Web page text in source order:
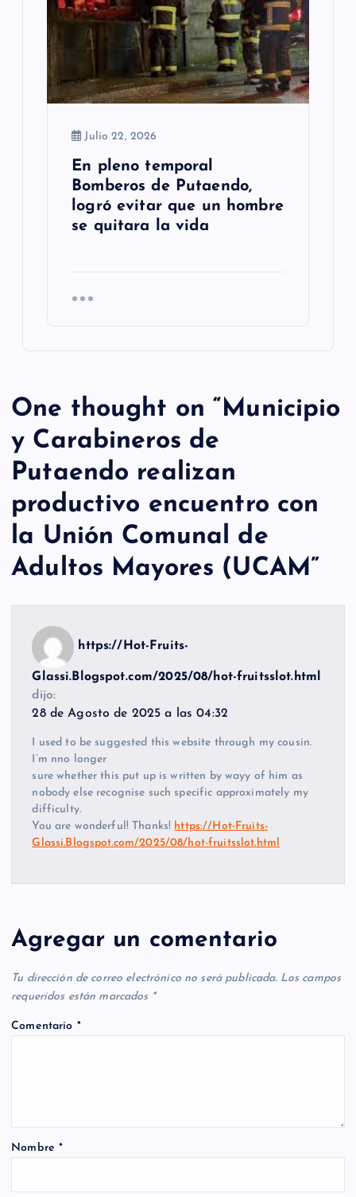
Julio 22, 2026
En pleno temporal
Bomberos de Putaendo,
logró evitar que un hombre
se quitara la vida
One thought on “Municipio
y Carabineros de
Putaendo realizan
productivo encuentro con
la Unión Comunal de
Adultos Mayores (UCAM”
https://Hot-Fruits-
Glassi.Blogspot.com/2025/08/hot-fruitsslot.html
dijo:
28 de Agosto de 2025 a las 04:32
I used to be suggested this website through my cousin.
I’m nno longer
sure whether this put up is written by wayy of him as
nobody else recognise such specific approximately my
difficulty.
You are wonderful! Thanks! https://Hot-Fruits-
Glassi.Blogspot.com/2025/08/hot-fruitsslot.html
Agregar un comentario
Tu dirección de correo electrónico no será publicada. Los campos
requeridos están marcados *
Comentario *
Nombre*